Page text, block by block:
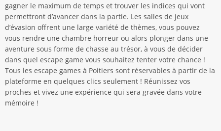
gagner le maximum de temps et trouver les indices qui vont
permettront d’avancer dans la partie. Les salles de jeux
d’évasion offrent une large variété de thèmes, vous pouvez
vous rendre une chambre horreur ou alors plonger dans une
aventure sous forme de chasse au trésor, à vous de décider
dans quel escape game vous souhaitez tenter votre chance !
Tous les escape games à Poitiers sont réservables à partir de la
plateforme en quelques clics seulement ! Réunissez vos
proches et vivez une expérience qui sera gravée dans votre
mémoire !